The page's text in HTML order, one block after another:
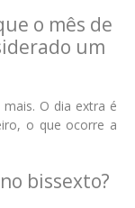
o mês de
um
O dia extra é
o que ocorre a
bissexto?